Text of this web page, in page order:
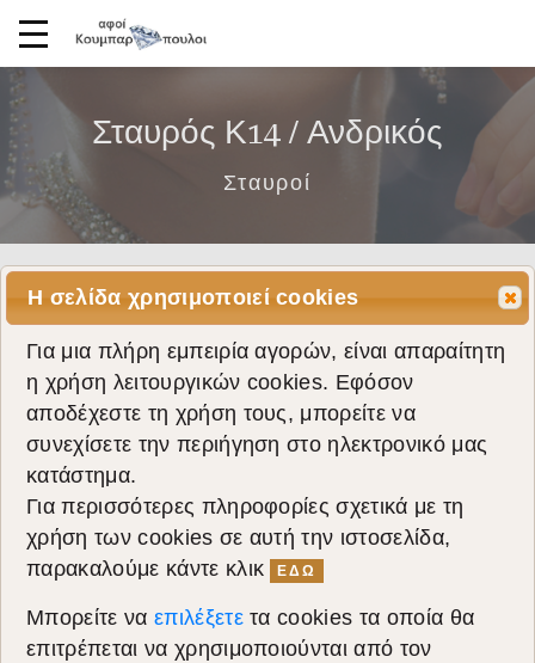
Σταυρός Κ14 / Ανδρικός
Σταυροί
Η σελίδα χρησιμοποιεί cookies
Για μια πλήρη εμπειρία αγορών, είναι απαραίτητη
η χρήση λειτουργικών cookies. Εφόσον
αποδέχεστε τη χρήση τους, μπορείτε να
συνεχίσετε την περιήγηση στο ηλεκτρονικό μας
κατάστημα.
Για περισσότερες πληροφορίες σχετικά με τη
χρήση των cookies σε αυτή την ιστοσελίδα,
παρακαλούμε κάντε κλικ
ΕΔΩ
Μπορείτε να επιλέξετετα cookies τα οποία θα
επιτρέπεται να χρησιμοποιούνται από τον